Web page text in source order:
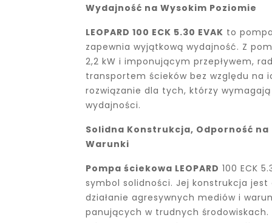
Wydajność na Wysokim Poziomie
LEOPARD 100 ECK 5.30 EVAK to
zapewnia wyjątkową wydajność. Z
2,2 kW i imponującym przepływem,
transportem ścieków bez względu na
rozwiązanie dla tych, którzy
wydajności.
Solidna Konstrukcja, Odporność
Warunki
Pompa ściekowa LEOPARD 100 ECK
symbol solidności. Jej konstrukcja jest
działanie agresywnych mediów i
panujących w trudnych środowiskach.